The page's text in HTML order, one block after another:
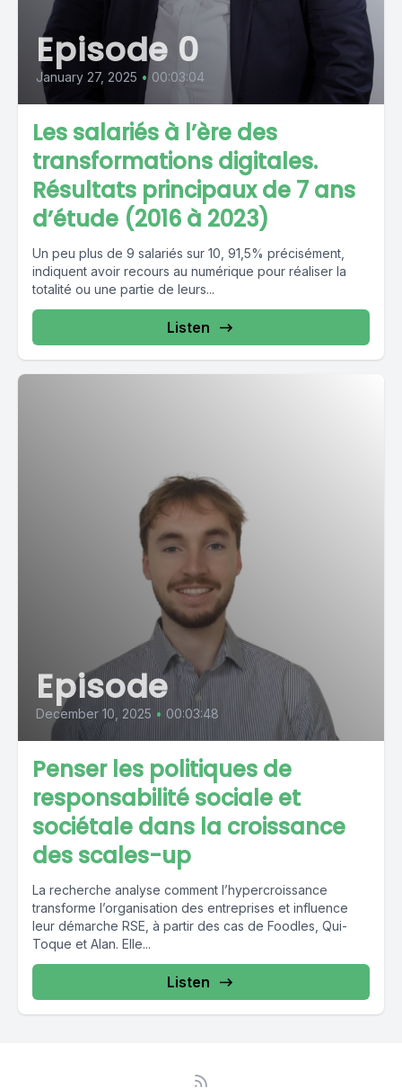
Episode 0
January 27, 2025 • 00:03:04
Les salariés à l’ère des
transformations digitales.
Résultats principaux de 7 ans
d’étude (2016 à 2023)
Un peu plus de 9 salariés sur 10, 91,5% précisément,
indiquent avoir recours au numérique pour réaliser la
totalité ou une partie de leurs...
Listen
Episode
December 10, 2025 • 00:03:48
Penser les politiques de
responsabilité sociale et
sociétale dans la croissance
des scales-up
La recherche analyse comment l’hypercroissance
transforme l’organisation des entreprises et influence
leur démarche RSE, à partir des cas de Foodles, Qui-
Toque et Alan. Elle...
Listen